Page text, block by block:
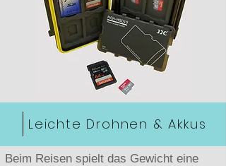
Leichte Drohnen & Akkus
Beim Reisen spielt das Gewicht eine